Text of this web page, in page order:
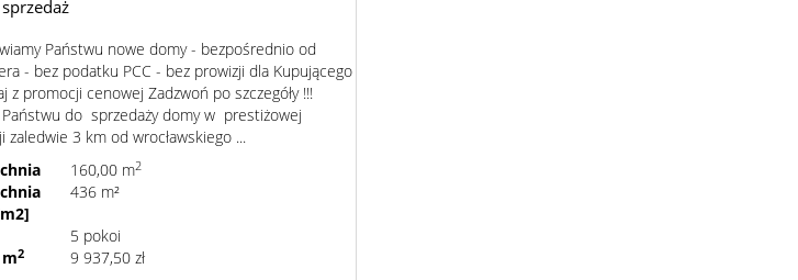
Państwu nowe domy - bezpośrednio od
- bez podatku PCC - bez prowizji dla Kupującego
z promocji cenowej Zadzwoń po szczegóły !!!
Państwu do sprzedaży domy w prestiżowej
zaledwie 3 km od wrocławskiego ...
160,00 m2
436 m²
5 pokoi
m2 9 937,50 zł